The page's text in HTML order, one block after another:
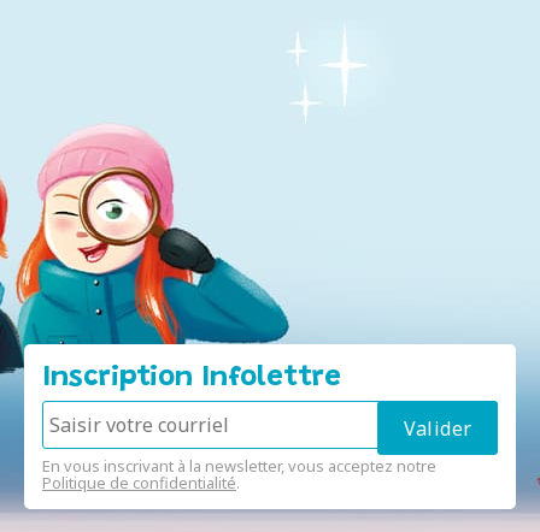
Inscription Infolettre
En vous inscrivant à la newsletter, vous acceptez notre
Politique de confidentialité.